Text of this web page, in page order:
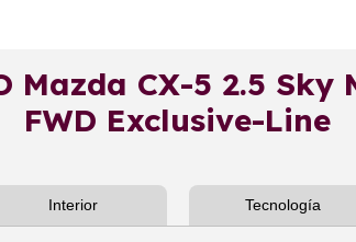
Mazda CX-5 2.5 Sky
FWD Exclusive-Line
Interior Tecnología